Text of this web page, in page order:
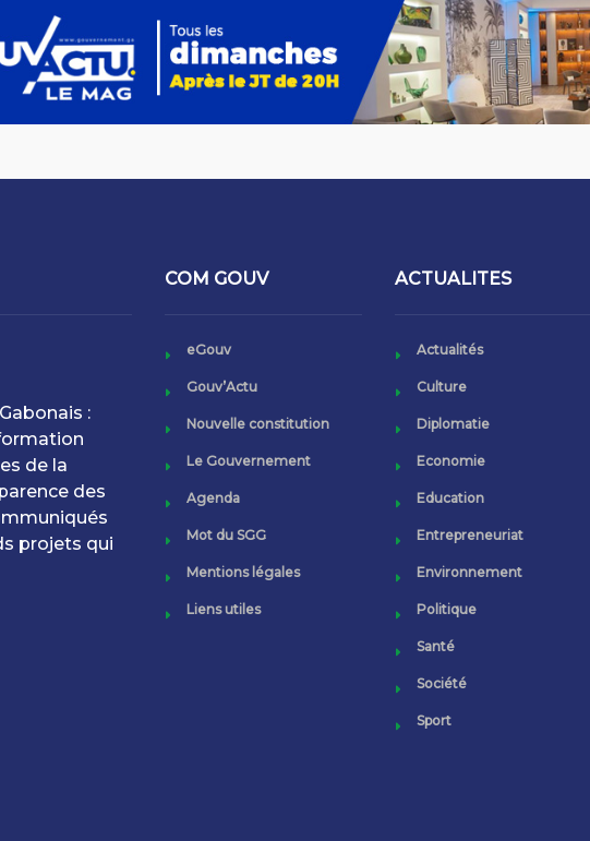
:
de la
des
projets qui
COM GOUV
eGouv
Gouv’Actu
Nouvelle constitution
Le Gouvernement
Agenda
Mot du SGG
Mentions légales
Liens utiles
ACTUALITES
Actualités
Culture
Diplomatie
Economie
Education
Entrepreneuriat
Environnement
Politique
Santé
Société
Sport